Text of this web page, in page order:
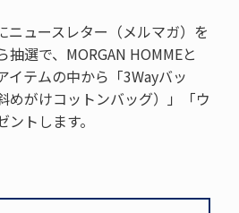
ニュースレター（メルマガ）を
選で、MORGAN HOMMEと
イテムの中から「3Wayバッ
めがけコットンバッグ）」「ウ
トします。